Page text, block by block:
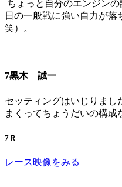
ちょっと自分のエンジン
日の一般戦に強い自力が
笑）。
7黒木 誠一
セッティングはいじりまし
まくってちょうだいの構成
7Ｒ
レース映像をみる